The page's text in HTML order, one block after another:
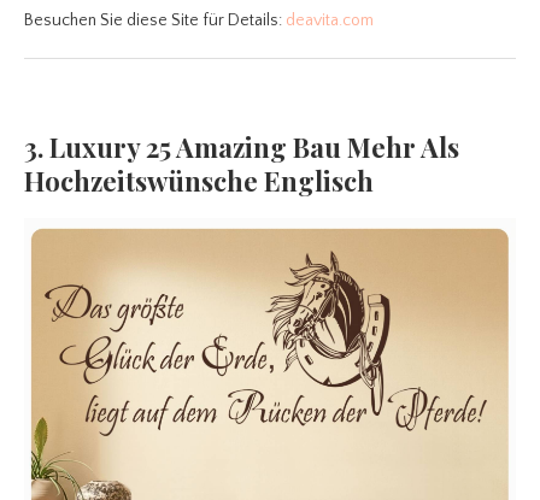
Besuchen Sie diese Site für Details: deavita.com
3. Luxury 25 Amazing Bau Mehr Als
Hochzeitswünsche Englisch